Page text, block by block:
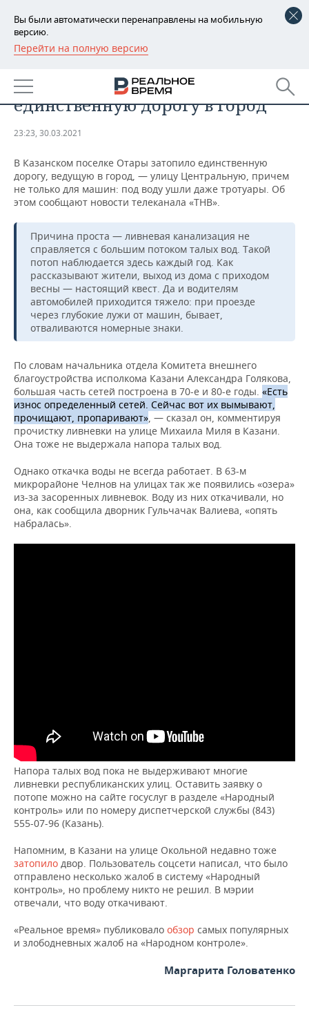
Вы были автоматически перенаправлены на мобильную
версию.
Перейти на полную версию
РЕГИОНЫ
БАШКОРТОСТАН
ТАТАРСТАН
НОВОСТИ
АНАЛИТИКА
ДЕКЛАРАЦИИ О ДОХОДАХ
КОРОЛИ ГОСЗАКАЗА ПФО
ВУЗЫ ТАТАРСТАНА
КОМУ ПРИНАДЛЕЖАТ
ТОРГОВЫЕ ЦЕНТРЫ
ТАТАРСТАНА
НОВОСТИ ЭКОНОМИКИ
ФИНАНСЫ
БАНКИ
БЮДЖЕТ
ИНВЕСТИЦИИ
ПРОМЫШЛЕННОСТЬ
НОВОСТИ
АГРОПРОМ
МАШИНОСТРОЕНИЕ
НЕФТЕХИМИЯ
НЕФТЬ
ОПК
ЭНЕРГЕТИКА
НЕДВИЖИМОСТЬ
НОВОСТИ НЕДВИЖИМОСТИ
АВТО
НОВОСТИ АВТО
БИЗНЕС
НОВОСТИ БИЗНЕСА
РОЗНИЧНАЯ ТОРГОВЛЯ
ТРАНСПОРТ
УСЛУГИ
ТЕХНОЛОГИИ
НОВОСТИ ТЕХНОЛОГИЙ
IT
МЕДИА
ТЕЛЕКОММУНИКАЦИИ
МЕРОПРИЯТИЯ
НОВОСТИ МЕРОПРИЯТИЙ
ВЫЕЗДНАЯ РЕДАКЦИЯ
БИЗНЕС-БРАНЧИ
ОТКРЫТАЯ ЛЕКЦИЯ
СПОРТ
НОВОСТИ СПОРТА
ФУТБОЛ
БАСКЕТБОЛ
ВОЛЕЙБОЛ
ОБЩЕСТВО
НОВОСТИ ОБЩЕСТВА
ИНФРАСТРУКТУРА
ИСТОРИЯ
ФОТОГАЛЕРЕЯ
СПРАВОЧНИК
СПИСОК ПЕРСОН
ПОЛНАЯ ВЕРСИЯ
В казанском поселке затопило
единственную дорогу в город
23:23, 30.03.2021
В Казанском поселке Отары затопило единственную
дорогу, ведущую в город, — улицу Центральную, причем
не только для машин: под воду ушли даже тротуары. Об
этом сообщают новости телеканала «ТНВ».
Причина проста — ливневая канализация не
справляется с большим потоком талых вод. Такой
потоп наблюдается здесь каждый год. Как
рассказывают жители, выход из дома с приходом
весны — настоящий квест. Да и водителям
автомобилей приходится тяжело: при проезде
через глубокие лужи от машин, бывает,
отваливаются номерные знаки.
По словам начальника отдела Комитета внешнего
благоустройства исполкома Казани Александра Голякова,
большая часть сетей построена в 70-е и 80-е годы. «Есть
износ определенный сетей. Сейчас вот их вымывают,
прочищают, пропаривают», — сказал он, комментируя
прочистку ливневки на улице Михаила Миля в Казани.
Она тоже не выдержала напора талых вод.
Однако откачка воды не всегда работает. В 63-м
микрорайоне Челнов на улицах так же появились «озера»
из-за засоренных ливневок. Воду из них откачивали, но
она, как сообщила дворник Гульчачак Валиева, «опять
набралась».
Напора талых вод пока не выдерживают многие
ливневки республиканских улиц. Оставить заявку о
потопе можно на сайте госуслуг в разделе «Народный
контроль» или по номеру диспетчерской службы (843)
555-07-96 (Казань).
Напомним, в Казани на улице Окольной недавно тоже
затопило двор. Пользователь соцсети написал, что было
отправлено несколько жалоб в систему «Народный
контроль», но проблему никто не решил. В мэрии
отвечали, что воду откачивают.
«Реальное время» публиковало обзор самых популярных
и злободневных жалоб на «Народном контроле».
Маргарита Головатенко